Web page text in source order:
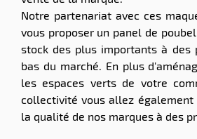
Notre partenariat avec ces
vous proposer un panel de
stock des plus importants à des
bas du marché. En plus
les espaces verts de votre
collectivité vous allez également
la qualité de nos marques à des